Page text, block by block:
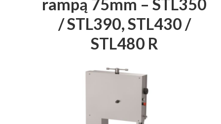
Przetwórstwo ▼
rampą 75mm – STL350
/ STL390, STL430 /
STL480 R